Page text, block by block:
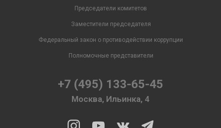
Председатели комитетов
Заместители председателя
Федеральный закон о противодействии коррупции
Полномочные представители
+7 (495) 133-65-45
Москва, Ильинка, 4